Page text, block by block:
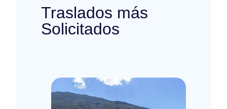
Traslados más
Solicitados